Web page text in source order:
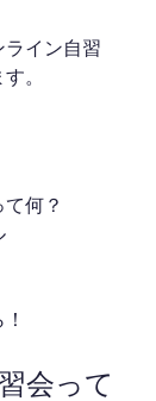
イン自習
。
何？
会って